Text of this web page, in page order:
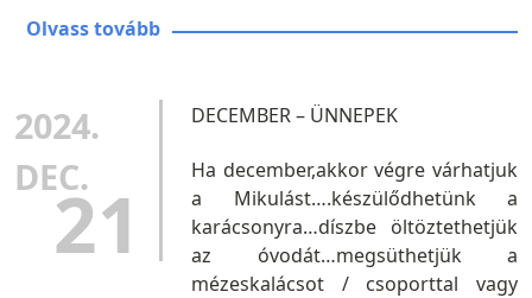
Olvass tovább
2024.
DEC.21
DECEMBER – ÜNNEPEK
Ha december,akkor végre várhatjuk
a Mikulást….készülődhetünk a
karácsonyra…díszbe öltöztethetjük
az óvodát…megsüthetjük a
mézeskalácsot / csoporttal vagy